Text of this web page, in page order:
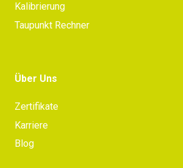
Kalibrierung
Taupunkt Rechner
Über Uns
Zertifikate
Karriere
Blog